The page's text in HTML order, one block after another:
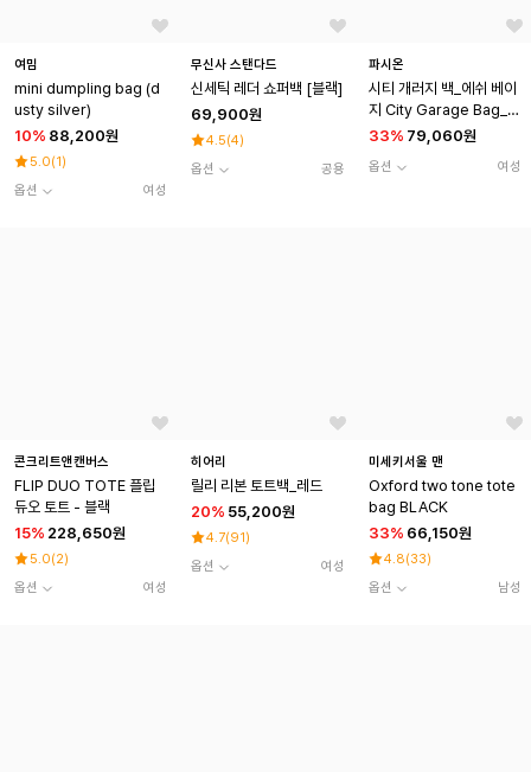
여밈
mini dumpling bag (d
usty silver)
10% 88,200원
5.0(1)
옵션
여성
무신사 스탠다드
신세틱 레더 쇼퍼백 [블랙]
69,900원
4.5(4)
옵션
공용
파시온
시티 개러지 백_에쉬 베이
지 City Garage Bag_A
sh Beige
33% 79,060원
옵션 여성
콘크리트앤캔버스
FLIP DUO TOTE 플립
듀오 토트 - 블랙
15% 228,650원
5.0(2)
옵션
여성
히어리
릴리 리본 토트백_레드
20% 55,200원
4.7(91)
옵션
여성
미세키서울 맨
Oxford two tone tote
bag BLACK
33% 66,150원
4.8(33)
옵션
남성